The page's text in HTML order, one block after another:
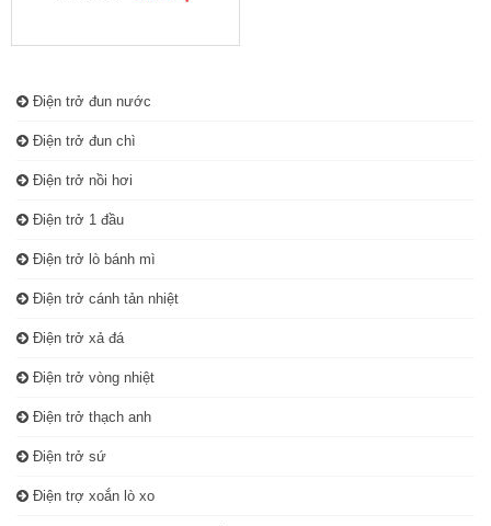
Điện trở đun nước
Điện trở đun chì
Điện trở nồi hơi
Điện trở 1 đầu
Điện trở lò bánh mì
Điện trở cánh tản nhiệt
Điện trở xả đá
Điện trở vòng nhiệt
Điện trở thạch anh
Điện trở sứ
Điện trợ xoắn lò xo